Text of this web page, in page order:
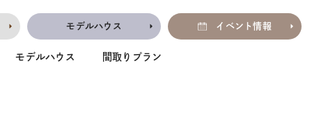
モデルハウス イベント情報
モデルハウス 間取りプラン